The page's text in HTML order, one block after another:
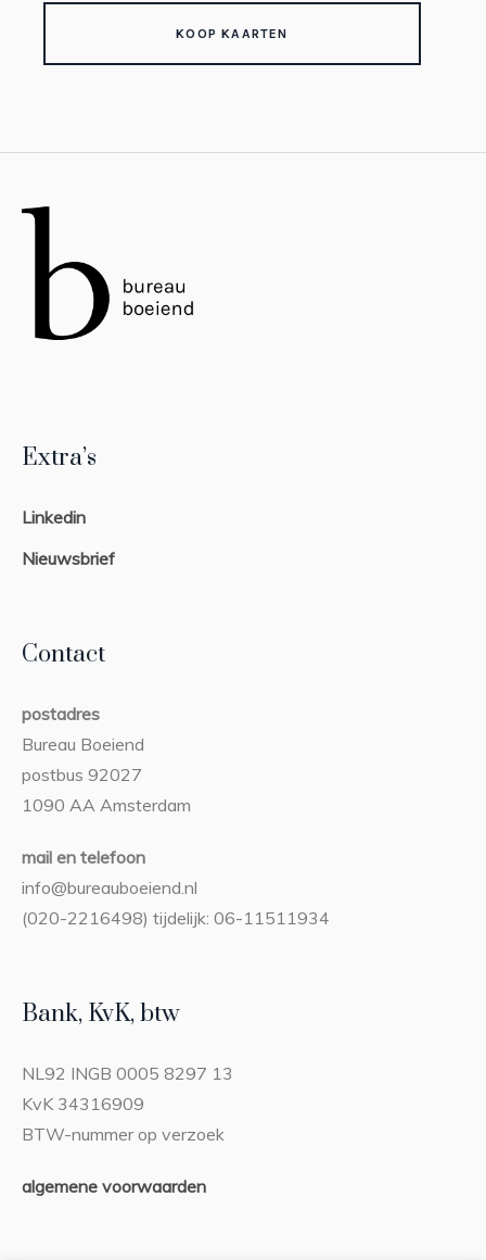
KOOP KAARTEN
Extra’s
Linkedin
Nieuwsbrief
Contact
postadres
Bureau Boeiend
postbus 92027
1090 AA Amsterdam
mail en telefoon
info@bureauboeiend.nl
(020-2216498) tijdelijk: 06-11511934
Bank, KvK, btw
NL92 INGB 0005 8297 13
KvK 34316909
BTW-nummer op verzoek
algemene voorwaarden